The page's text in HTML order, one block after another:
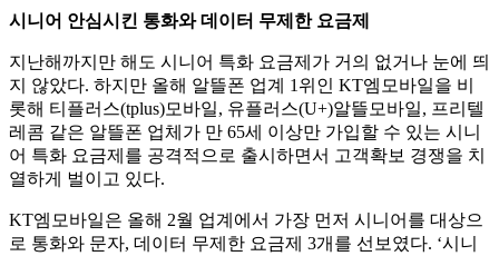
시니어 안심시킨 통화와 데이터 무제한 요금제
지난해까지만 해도 시니어 특화 요금제가 거의 없거나 눈에 띄
지 않았다. 하지만 올해 알뜰폰 업계 1위인 KT엠모바일을 비
롯해 티플러스(tplus)모바일, 유플러스(U+)알뜰모바일, 프리텔
레콤 같은 알뜰폰 업체가 만 65세 이상만 가입할 수 있는 시니
어 특화 요금제를 공격적으로 출시하면서 고객확보 경쟁을 치
열하게 벌이고 있다.
KT엠모바일은 올해 2월 업계에서 가장 먼저 시니어를 대상으
로 통화와 문자, 데이터 무제한 요금제 3개를 선보였다. ‘시니